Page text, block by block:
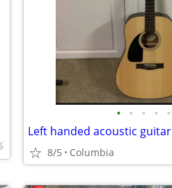
• • • • •
Left handed acoustic guitar
8/5 Columbia